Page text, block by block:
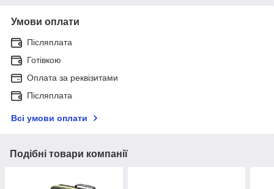
Умови оплати
Післяплата
Готівкою
Оплата за реквізитами
Післяплата
Всі умови оплати
Подібні товари компанії